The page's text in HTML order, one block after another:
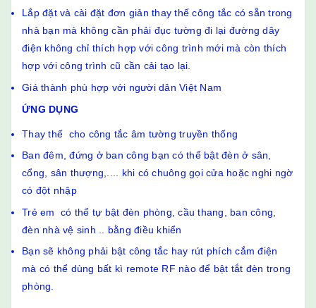
Lắp đặt và cài đặt đơn giản thay thế công tắc có sẵn trong
nhà bạn mà không cần phải đục tường đi lại đường dây
điện không chỉ thích hợp với công trình mới mà còn thích
hợp với công trình cũ cần cải tạo lại.
Giá thành phù hợp với người dân Việt Nam
ỨNG DỤNG
Thay thế cho công tắc âm tường truyền thống
Ban đêm, đứng ở ban công bạn có thể bật đèn ở sân,
cổng, sân thượng,.... khi có chuông gọi cửa hoặc nghi ngờ
có đột nhập
Trẻ em có thể tự bật đèn phòng, cầu thang, ban công,
đèn nhà vệ sinh .. bằng điều khiển
Bạn sẽ không phải bật công tắc hay rút phích cắm điện
mà có thể dùng bất kì remote RF nào để bật tắt đèn trong
phòng.